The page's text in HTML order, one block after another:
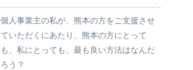
個人事業主の私が、熊本の方をご支援させ
ていただくにあたり、熊本の方にとって
も、私にとっても、最も良い方法はなんだ
ろう？